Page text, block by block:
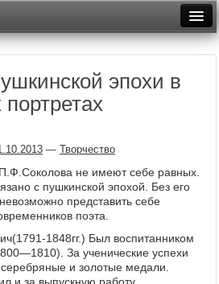
Неделя
Месяц
Рейтинги
Архив
Фототоп
Видеотоп
эпохи в
— Творчество
не имеют себе равных.
с пушкинской эпохой. Без его
представить себе
поэта.
1848гг.) Был воспитанником
За ученические успехи
и золотые медали.